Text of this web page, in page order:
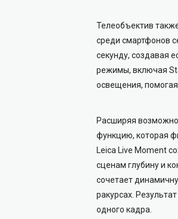
Телеобъектив
среди смартфонов
секунду, создавая
режимы, включая
освещения,
Расширяя
функцию, которая
Leica Live Moment
сценам глубину и
сочетает
ракурсах.
одного кадра.